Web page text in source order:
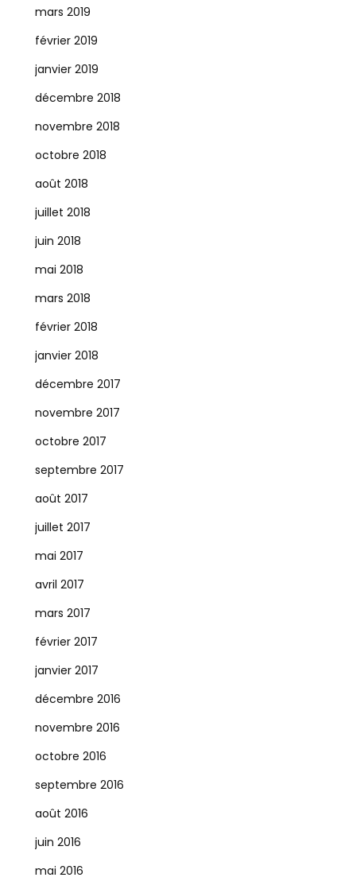
mars 2019
février 2019
janvier 2019
décembre 2018
novembre 2018
octobre 2018
août 2018
juillet 2018
juin 2018
mai 2018
mars 2018
février 2018
janvier 2018
décembre 2017
novembre 2017
octobre 2017
septembre 2017
août 2017
juillet 2017
mai 2017
avril 2017
mars 2017
février 2017
janvier 2017
décembre 2016
novembre 2016
octobre 2016
septembre 2016
août 2016
juin 2016
mai 2016